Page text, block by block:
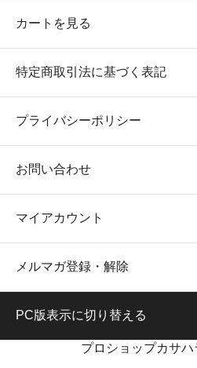
カートを見る
特定商取引法に基づく表記
プライバシーポリシー
お問い合わせ
マイアカウント
メルマガ登録・解除
PC版表示に切り替える
プロショップカサハ